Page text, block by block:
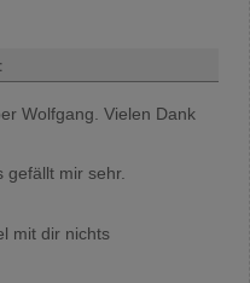
:
Wolfgang. Vielen Dank
gefällt mir sehr.
mit dir nichts